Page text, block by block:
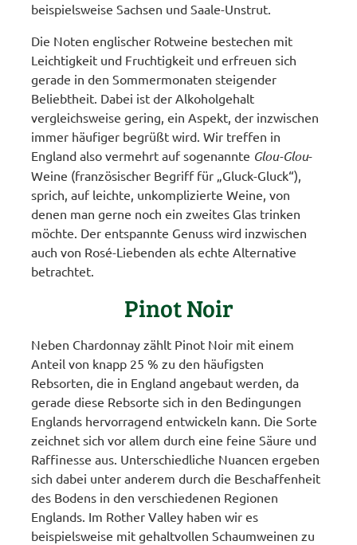
beispielsweise Sachsen und Saale-Unstrut.
Die Noten englischer Rotweine bestechen mit
Leichtigkeit und Fruchtigkeit und erfreuen sich
gerade in den Sommermonaten steigender
Beliebtheit. Dabei ist der Alkoholgehalt
vergleichsweise gering, ein Aspekt, der inzwischen
immer häufiger begrüßt wird. Wir treffen in
England also vermehrt auf sogenannte Glou-Glou-
Weine (französischer Begriff für „Gluck-Gluck“),
sprich, auf leichte, unkomplizierte Weine, von
denen man gerne noch ein zweites Glas trinken
möchte. Der entspannte Genuss wird inzwischen
auch von Rosé-Liebenden als echte Alternative
betrachtet.
Pinot Noir
Neben Chardonnay zählt Pinot Noir mit einem
Anteil von knapp 25 % zu den häufigsten
Rebsorten, die in England angebaut werden, da
gerade diese Rebsorte sich in den Bedingungen
Englands hervorragend entwickeln kann. Die Sorte
zeichnet sich vor allem durch eine feine Säure und
Raffinesse aus. Unterschiedliche Nuancen ergeben
sich dabei unter anderem durch die Beschaffenheit
des Bodens in den verschiedenen Regionen
Englands. Im Rother Valley haben wir es
beispielsweise mit gehaltvollen Schaumweinen zu